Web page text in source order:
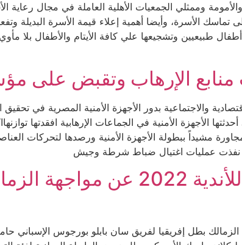
وممثلي الجمعيات الأهلية العاملة في مجال
تماسك الأسرة، وأيضا أهمية إعلاء قيمة الأسرة البديلة
طبيعيين وتشجيعها علي كافة الأيتام والأطفال بلا
الإرهاب وتقبض على
والاجتماعية بدور الأجهزة الأمنية المصرية في
الأجهزة الأمنية في الجماعات الإرهابية افقدتها
مشيداً ببطولة الأجهزة الأمنية ورصدها لتحركات
نفذت عمليات اغتيال ضباط شرطة وجيش
أسفرت قرعة كأس العالم